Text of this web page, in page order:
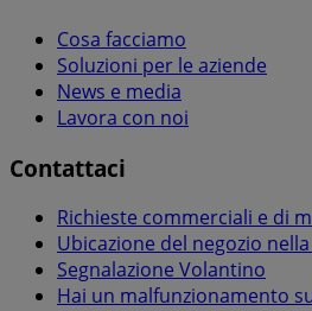
Cosa facciamo
Soluzioni per le aziende
News e media
Lavora con noi
Contattaci
Richieste commerciali e di
Ubicazione del negozio
Segnalazione Volantino
Hai un malfunzionamento